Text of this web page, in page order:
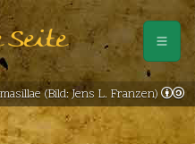
Seite
(Bild: Jens L. Franzen)